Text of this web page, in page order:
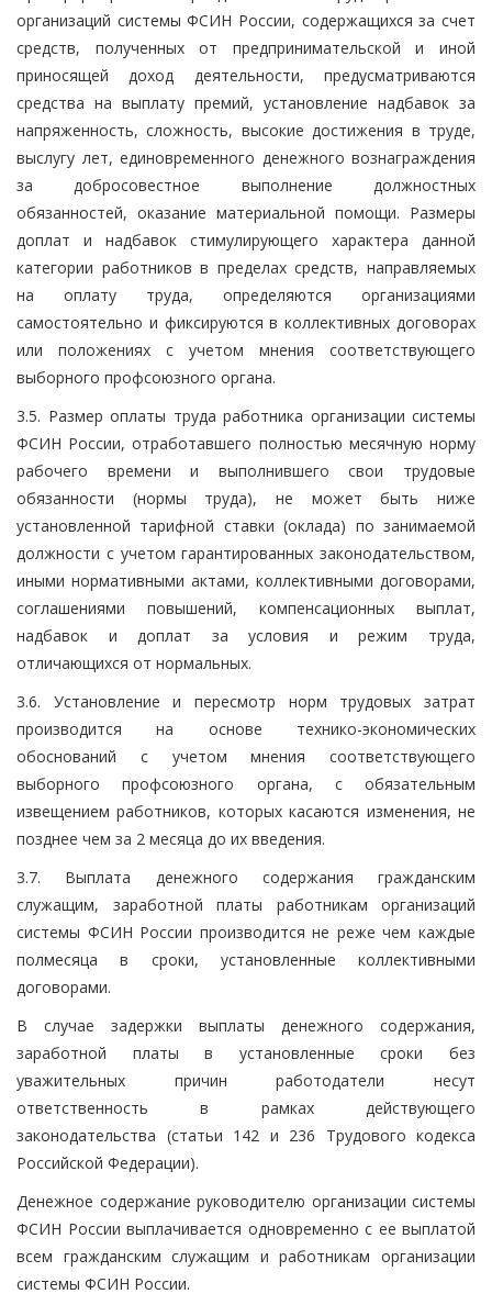
организаций системы ФСИН России, содержащихся за счет
средств, полученных от предпринимательской и иной
приносящей доход деятельности, предусматриваются
средства на выплату премий, установление надбавок за
напряженность, сложность, высокие достижения в труде,
выслугу лет, единовременного денежного вознаграждения
за добросовестное выполнение должностных
обязанностей, оказание материальной помощи. Размеры
доплат и надбавок стимулирующего характера данной
категории работников в пределах средств, направляемых
на оплату труда, определяются организациями
самостоятельно и фиксируются в коллективных договорах
или положениях с учетом мнения соответствующего
выборного профсоюзного органа.
3.5. Размер оплаты труда работника организации системы
ФСИН России, отработавшего полностью месячную норму
рабочего времени и выполнившего свои трудовые
обязанности (нормы труда), не может быть ниже
установленной тарифной ставки (оклада) по занимаемой
должности с учетом гарантированных законодательством,
иными нормативными актами, коллективными договорами,
соглашениями повышений, компенсационных выплат,
надбавок и доплат за условия и режим труда,
отличающихся от нормальных.
3.6. Установление и пересмотр норм трудовых затрат
производится на основе технико-экономических
обоснований с учетом мнения соответствующего
выборного профсоюзного органа, с обязательным
извещением работников, которых касаются изменения, не
позднее чем за 2 месяца до их введения.
3.7. Выплата денежного содержания гражданским
служащим, заработной платы работникам организаций
системы ФСИН России производится не реже чем каждые
полмесяца в сроки, установленные коллективными
договорами.
В случае задержки выплаты денежного содержания,
заработной платы в установленные сроки без
уважительных причин работодатели несут
ответственность в рамках действующего
законодательства (статьи 142 и 236 Трудового кодекса
Российской Федерации).
Денежное содержание руководителю организации системы
ФСИН России выплачивается одновременно с ее выплатой
всем гражданским служащим и работникам организации
системы ФСИН России.